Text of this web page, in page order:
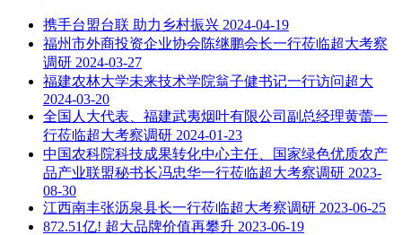
携手台盟台联 助力乡村振兴 2024-04-19
福州市外商投资企业协会陈继鹏会长一行莅临超大考察
调研 2024-03-27
福建农林大学未来技术学院翁子健书记一行访问超大
2024-03-20
全国人大代表、福建武夷烟叶有限公司副总经理黄蕾一
行莅临超大考察调研 2024-01-23
中国农科院科技成果转化中心主任、国家绿色优质农产
品产业联盟秘书长冯忠华一行莅临超大考察调研 2023-
08-30
江西南丰张沥泉县长一行莅临超大考察调研 2023-06-25
872.51亿! 超大品牌价值再攀升 2023-06-19